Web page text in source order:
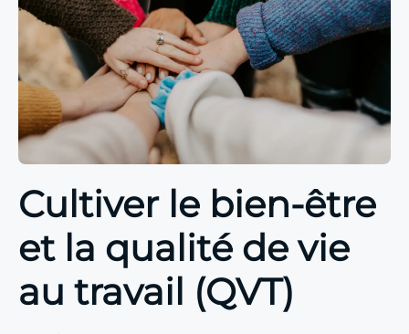
Cultiver le bien-être
et la qualité de vie
au travail (QVT)